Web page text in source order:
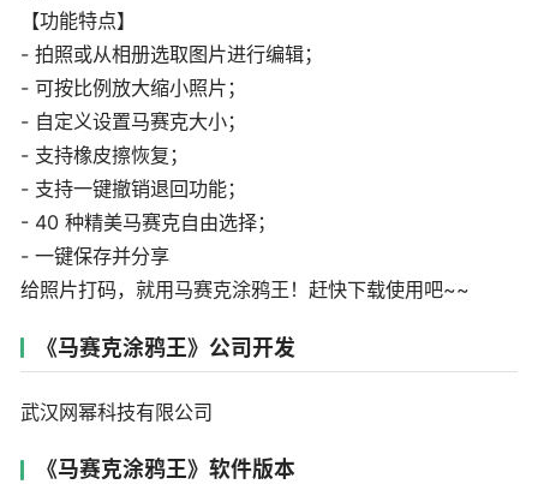
【功能特点】
- 拍照或从相册选取图片进行编辑；
- 可按比例放大缩小照片；
- 自定义设置马赛克大小；
- 支持橡皮擦恢复；
- 支持一键撤销退回功能；
- 40 种精美马赛克自由选择；
- 一键保存并分享
给照片打码，就用马赛克涂鸦王！赶快下载使用吧~~
《马赛克涂鸦王》公司开发
武汉网幂科技有限公司
《马赛克涂鸦王》软件版本